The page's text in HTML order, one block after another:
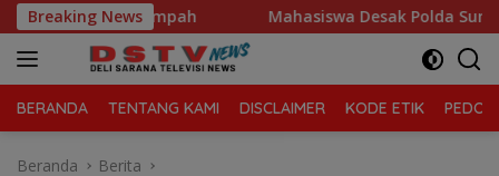
Langsung
ke
konten
Breaking News
Kelola Sampah Mahasiswa Desak Polda Sumut
BERANDA TENTANG KAMI DISCLAIMER KODE ETIK
Beranda Berita